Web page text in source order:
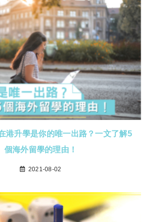
港升學是你的唯一出路？一文了解5
個海外留學的理由！
2021-08-02